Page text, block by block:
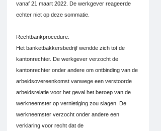
vanaf 21 maart 2022. De werkgever reageerde
echter niet op deze sommatie.
Rechtbankprocedure:
Het banketbakkersbedrijf wendde zich tot de
kantonrechter. De werkgever verzocht de
kantonrechter onder andere om ontbinding van de
arbeidsovereenkomst vanwege een verstoorde
arbeidsrelatie voor het geval het beroep van de
werkneemster op vernietiging zou slagen. De
werkneemster verzocht onder andere een
verklaring voor recht dat de